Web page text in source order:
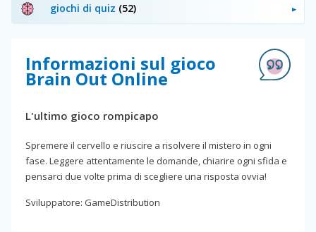
giochi di quiz (52)
Informazioni sul gioco
Brain Out Online
L'ultimo gioco rompicapo
Spremere il cervello e riuscire a risolvere il mistero in ogni
fase. Leggere attentamente le domande, chiarire ogni sfida e
pensarci due volte prima di scegliere una risposta ovvia!
Sviluppatore: GameDistribution